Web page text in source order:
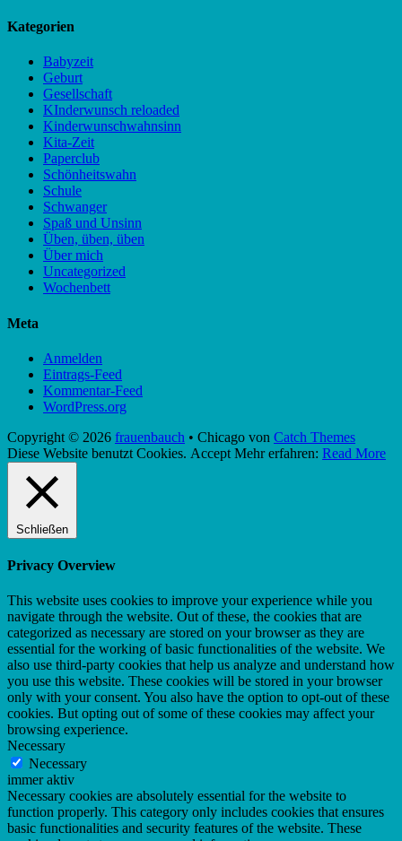
Kategorien
Babyzeit
Geburt
Gesellschaft
KInderwunsch reloaded
Kinderwunschwahnsinn
Kita-Zeit
Paperclub
Schönheitswahn
Schule
Schwanger
Spaß und Unsinn
Üben, üben, üben
Über mich
Uncategorized
Wochenbett
Meta
Anmelden
Eintrags-Feed
Kommentar-Feed
WordPress.org
Copyright © 2026 frauenbauch • Chicago von Catch Themes
Nach
oben
scrollen
Diese Website benutzt Cookies. Accept Mehr erfahren: Read More
Schließen
Privacy Overview
This website uses cookies to improve your experience while you
navigate through the website. Out of these, the cookies that are
categorized as necessary are stored on your browser as they are
essential for the working of basic functionalities of the website. We
also use third-party cookies that help us analyze and understand how
you use this website. These cookies will be stored in your browser
only with your consent. You also have the option to opt-out of these
cookies. But opting out of some of these cookies may affect your
browsing experience.
Necessary
Necessary
immer aktiv
Necessary cookies are absolutely essential for the website to
function properly. This category only includes cookies that ensures
basic functionalities and security features of the website. These